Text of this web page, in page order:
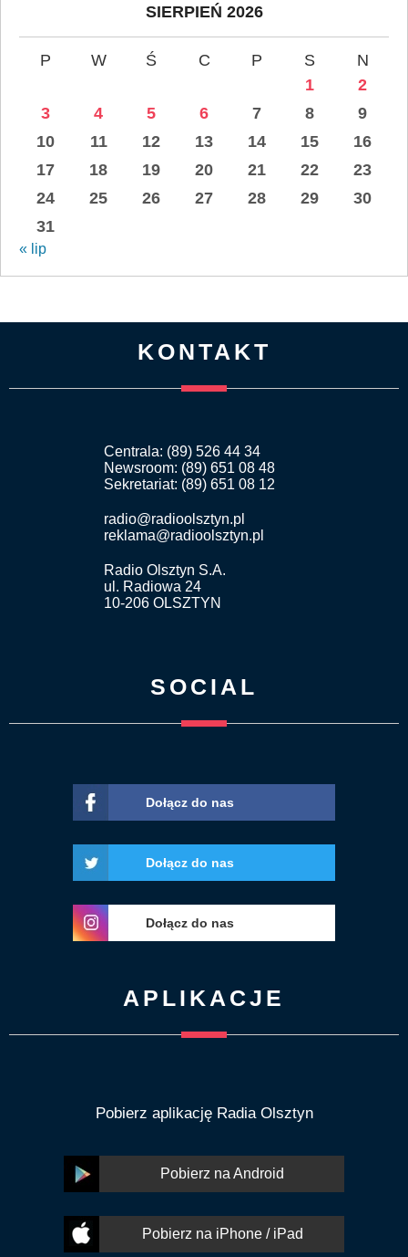
SIERPIEŃ 2026
P W Ś C P S
N
1
2
3
4 5 6 7 8
9
10
11 12 13 14 15
16
17
18 19 20 21 22
23
24
25 26 27 28 29
30
31
« lip
KONTAKT
Centrala: (89) 526 44 34
Newsroom: (89) 651 08 48
Sekretariat: (89) 651 08 12
radio@radioolsztyn.pl
reklama@radioolsztyn.pl
Radio Olsztyn S.A.
ul. Radiowa 24
10-206 OLSZTYN
SOCIAL
Dołącz do nas
Dołącz do nas
Dołącz do nas
APLIKACJE
Pobierz aplikację Radia Olsztyn
Pobierz na Android
Pobierz na iPhone / iPad